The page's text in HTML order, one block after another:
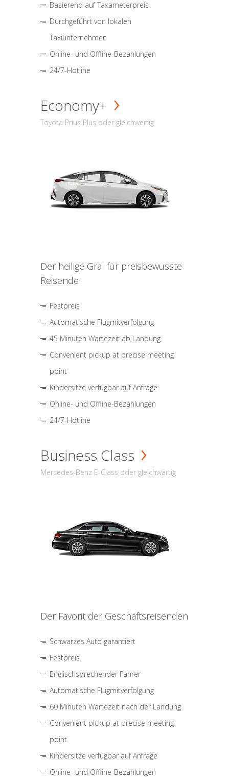
Basierend auf Taxameterpreis
Durchgeführt von lokalen
Taxiunternehmen
Online- und Offline-Bezahlungen
24/7-Hotline
Economy+
Toyota Prius Plus oder gleichwertig
Der heilige Gral für preisbewusste
Reisende
Festpreis
Automatische Flugmitverfolgung
45 Minuten Wartezeit ab Landung
Convenient pickup at precise meeting
point
Kindersitze verfügbar auf Anfrage
Online- und Offline-Bezahlungen
24/7-Hotline
Business Class
Mercedes-Benz E-Class oder gleichwärtig
Der Favorit der Geschäftsreisenden
Schwarzes Auto garantiert
Festpreis
Englischsprechender Fahrer
Automatische Flugmitverfolgung
60 Minuten Wartezeit nach der Landung
Convenient pickup at precise meeting
point
Kindersitze verfügbar auf Anfrage
Online- und Offline-Bezahlungen